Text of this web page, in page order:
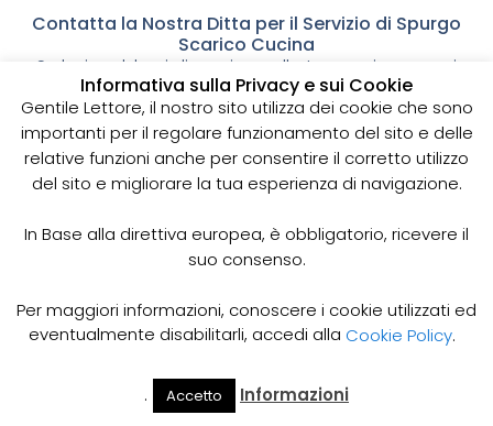
Contatta la Nostra Ditta per il Servizio di Spurgo
Scarico Cucina
Se hai problemi di scarico nella tua cucina o vuoi
prevenire la formazione di ostruzioni e
rallentamenti, contatta la nostra ditta per
richiedere il servizio di spurgo scarico cucina. Siamo
a tua disposizione per fornirti una consulenza
gratuita e un preventivo personalizzato,
per mantenere la tua cucina sempre pulita ed
efficiente.
Pronto Intervento Spurgo 24
Ore 24h
Il Servizio Rapido e Disponibile Sempre per Te
Hai bisogno di un pronto intervento spurgo in
Cerca Il Mio
Informativa sulla Privacy e sui Cookie
Gentile Lettore, il nostro sito utilizza dei cookie che sono
importanti per il regolare funzionamento del sito e delle
relative funzioni anche per consentire il corretto utilizzo
del sito e migliorare la tua esperienza di navigazione.
In Base alla direttiva europea, è obbligatorio, ricevere il
suo consenso.
Per maggiori informazioni, conoscere i cookie utilizzati ed
eventualmente disabilitarli, accedi alla Cookie Policy.
. Accetto Informazioni